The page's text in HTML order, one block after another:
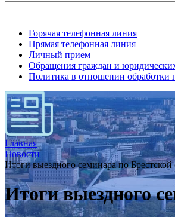
Горячая телефонная линия
Прямая телефонная линия
Личный прием
Обращения граждан и
Политика в отношении обработки
Главная
Новости
Итоги выездного семинара по Брестской
Итоги выездного